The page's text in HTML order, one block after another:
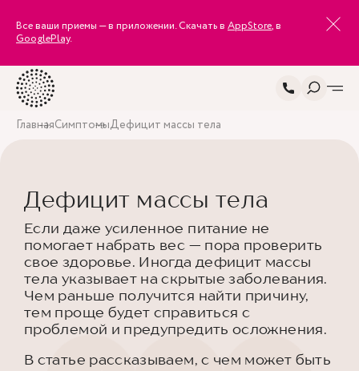
Все ваши приемы — в приложении. Скачать в AppStore, в
GooglePlay.
ГлавнаяСимптомыДефицит массы тела
Дефицит массы тела
Если даже усиленное питание не
помогает набрать вес — пора проверить
свое здоровье. Иногда дефицит массы
тела указывает на скрытые заболевания.
Чем раньше получится найти причину,
тем проще будет справиться с
проблемой и предупредить осложнения.
В статье рассказываем, с чем может быть